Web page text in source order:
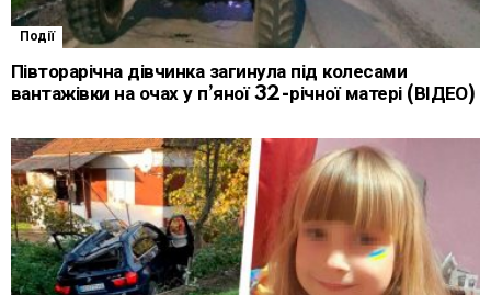
Події
Півторарічна дівчинка загинула під колесами
вантажівки на очах у п’яної 32-річної матері (ВІДЕО)